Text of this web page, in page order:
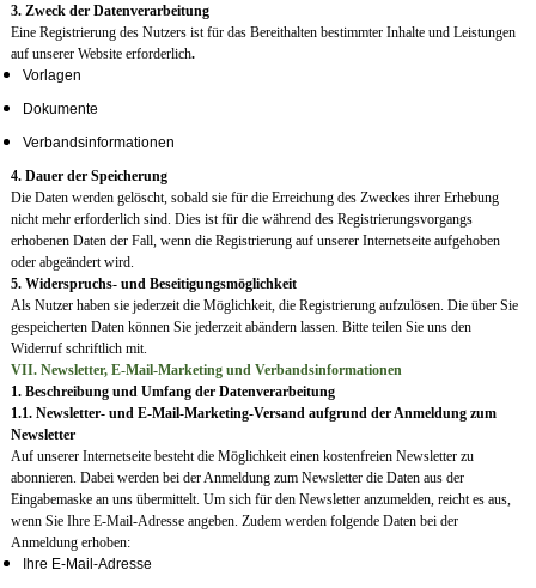
3. Zweck der Datenverarbeitung
Eine Registrierung des Nutzers ist für das Bereithalten bestimmter Inhalte und Leistungen
auf unserer Website erforderlich.
Vorlagen
Dokumente
Verbandsinformationen
4. Dauer der Speicherung
Die Daten werden gelöscht, sobald sie für die Erreichung des Zweckes ihrer Erhebung
nicht mehr erforderlich sind. Dies ist für die während des Registrierungsvorgangs
erhobenen Daten der Fall, wenn die Registrierung auf unserer Internetseite aufgehoben
oder abgeändert wird.
5. Widerspruchs- und Beseitigungsmöglichkeit
Als Nutzer haben sie jederzeit die Möglichkeit, die Registrierung aufzulösen. Die über Sie
gespeicherten Daten können Sie jederzeit abändern lassen. Bitte teilen Sie uns den
Widerruf schriftlich mit.
VII. Newsletter, E-Mail-Marketing und Verbandsinformationen
1. Beschreibung und Umfang der Datenverarbeitung
1.1. Newsletter- und E-Mail-Marketing-Versand aufgrund der Anmeldung zum
Newsletter
Auf unserer Internetseite besteht die Möglichkeit einen kostenfreien Newsletter zu
abonnieren. Dabei werden bei der Anmeldung zum Newsletter die Daten aus der
Eingabemaske an uns übermittelt. Um sich für den Newsletter anzumelden, reicht es aus,
wenn Sie Ihre E-Mail-Adresse angeben. Zudem werden folgende Daten bei der
Anmeldung erhoben:
Ihre E-Mail-Adresse